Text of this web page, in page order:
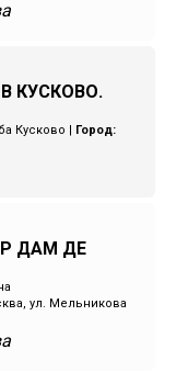
КУСКОВО.
Кусково | Город:
ДАМ ДЕ
ул. Мельникова